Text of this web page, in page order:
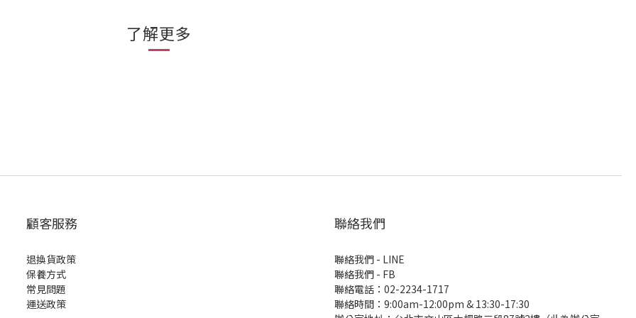
了解更多
顧客服務
退換貨政策
保養方式
常見問題
運送政策
聯絡我們
聯絡我們 - LINE
聯絡我們 - FB
聯絡電話：02-2234-1717
聯絡時間：9:00am-12:00pm & 13:30-17:30